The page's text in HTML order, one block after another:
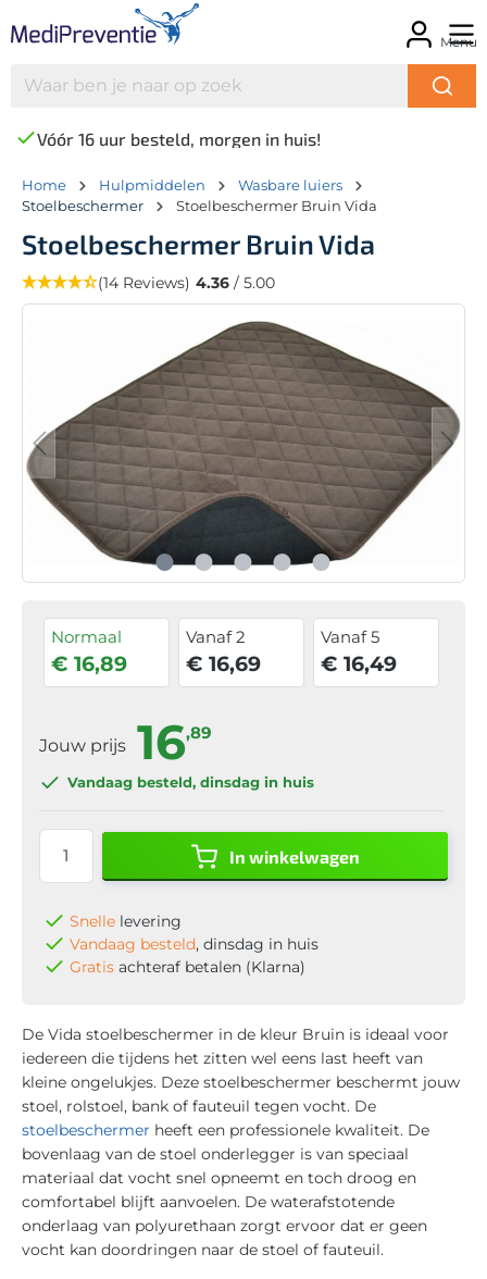
Menu
Vóór 16 uur besteld, morgen in huis!
Home Hulpmiddelen
Wasbare luiers
Stoelbeschermer
Stoelbeschermer Bruin Vida
Stoelbeschermer Bruin Vida
(14 Reviews) 4.36 / 5.00
Normaal
€ 16,89
Vanaf 2
€ 16,69
Vanaf 5
€ 16,49
Jouw prijs 16,89
Vandaag besteld, dinsdag in huis
In winkelwagen
Snelle levering
Vandaag besteld, dinsdag in huis
Gratis achteraf betalen (Klarna)
De Vida stoelbeschermer in de kleur Bruin is ideaal voor
iedereen die tijdens het zitten wel eens last heeft van
kleine ongelukjes. Deze stoelbeschermer beschermt jouw
stoel, rolstoel, bank of fauteuil tegen vocht. De
stoelbeschermer heeft een professionele kwaliteit. De
bovenlaag van de stoel onderlegger is van speciaal
materiaal dat vocht snel opneemt en toch droog en
comfortabel blijft aanvoelen. De waterafstotende
onderlaag van polyurethaan zorgt ervoor dat er geen
vocht kan doordringen naar de stoel of fauteuil.